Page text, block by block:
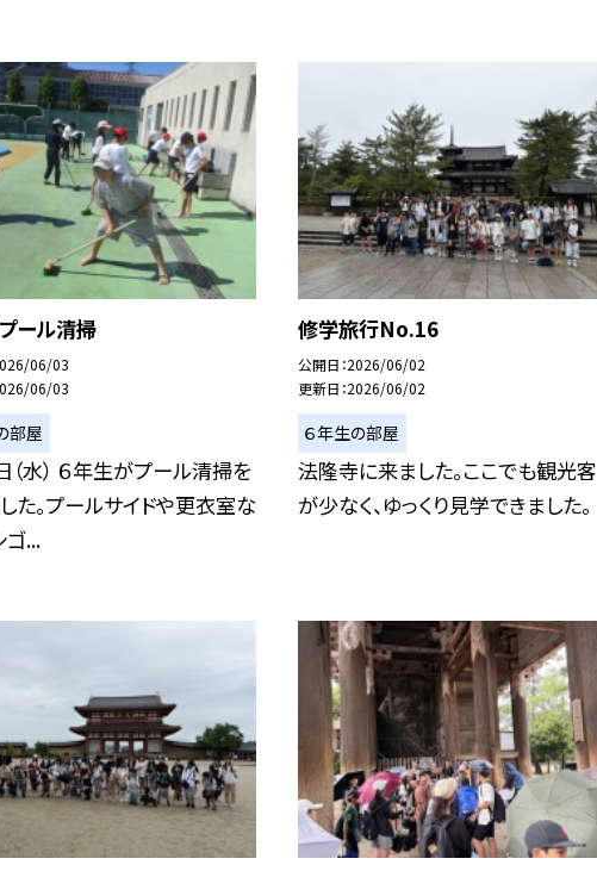
ール清掃
06/03
06/03
部屋
（水） ６年生がプール清掃を
た。プールサイドや更衣室な
ゴ...
修学旅行No.16
公開日 2026/06/02
更新日 2026/06/02
６年生の部屋
法隆寺に来ました。ここでも観光客
が少なく、ゆっくり見学できました。